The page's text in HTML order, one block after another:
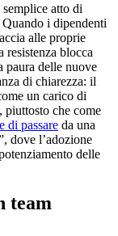
atto di
i dipendenti
alle proprie
resistenza blocca
paura delle nuove
di chiarezza: il
un carico di
che come
di passare da una
dove l’adozione
delle
team